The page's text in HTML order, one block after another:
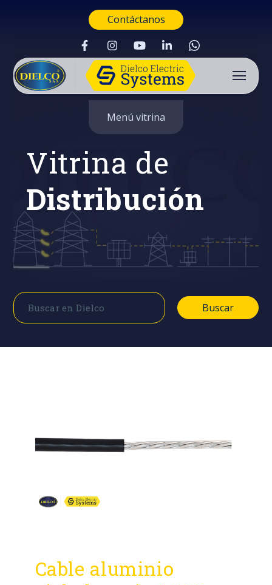
Contáctanos
Buscar
Menú vitrina
Vitrina de
Distribución
Buscar
Buscar
Cable aluminio